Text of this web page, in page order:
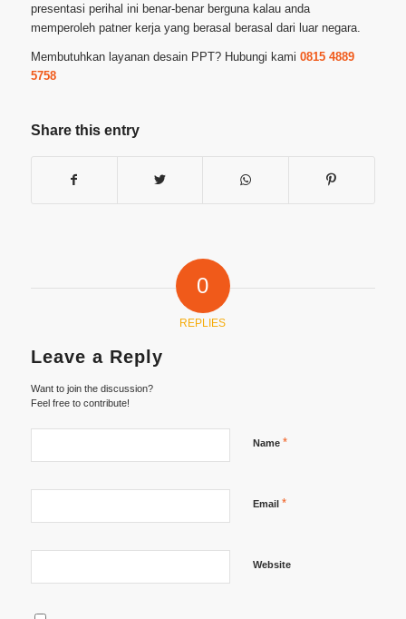
presentasi perihal ini benar-benar berguna kalau anda
memperoleh patner kerja yang berasal berasal dari luar negara.
Membutuhkan layanan desain PPT? Hubungi kami 0815 4889
5758
Share this entry
0
REPLIES
Leave a Reply
Want to join the discussion?
Feel free to contribute!
Name *
Email *
Website